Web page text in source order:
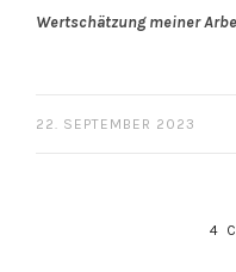
Wertschätzung meiner
22. SEPTEMBER 2023
4